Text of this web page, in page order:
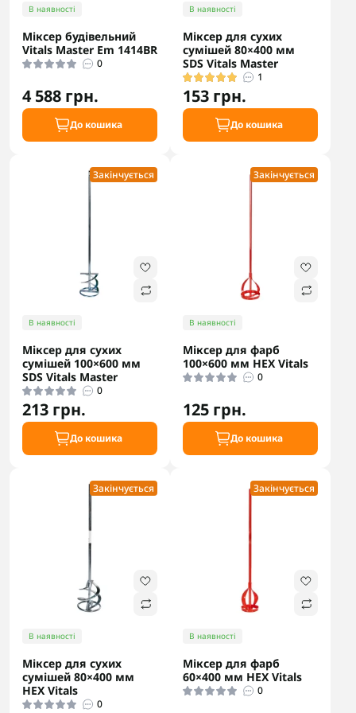
В наявності
Міксер будівельний
Vitals Master Em 1414BR
0
4 588 грн.
До кошика
В наявності
Міксер для сухих
сумішей 80×400 мм
SDS Vitals Master
1
153 грн.
До кошика
Закінчується
В наявності
Міксер для сухих
сумішей 100×600 мм
SDS Vitals Master
0
213 грн.
До кошика
Закінчується
В наявності
Міксер для фарб
100×600 мм HEX Vitals
0
125 грн.
До кошика
Закінчується
В наявності
Міксер для сухих
сумішей 80×400 мм
HEX Vitals
0
Закінчується
В наявності
Міксер для фарб
60×400 мм HEX Vitals
0